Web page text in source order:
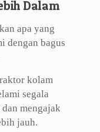
Dalam
apa yang
dengan bagus
kolam
segala
mengajak
jauh.